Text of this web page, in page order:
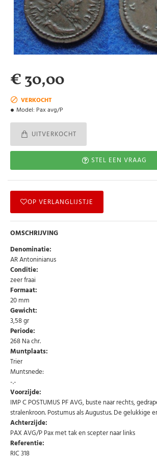
Schrijf u in voor onze gratis nieuwsbrief en
wekelijks een overzicht van de nieuwste
Uw
VERKOCHT
Model: Pax avg/P
€ 30,00
UITVERKOCHT
STEL EEN VRAAG
OP VERLANGLIJSTJE
OMSCHRIJVING
Denominatie:
AR Antoninianus
Conditie:
zeer fraai
Formaat:
20 mm
Gewicht:
3,58 gr
Periode:
268 Na chr.
Muntplaats:
Trier
Muntsnede:
-.-
Voorzijde:
IMP C POSTUMUS PF AVG, buste naar rechts,
stralenkroon. Postumus als Augustus. De gelukkige
Achterzijde:
PAX AVG/P Pax met tak en scepter naar links
Referentie:
RIC 318